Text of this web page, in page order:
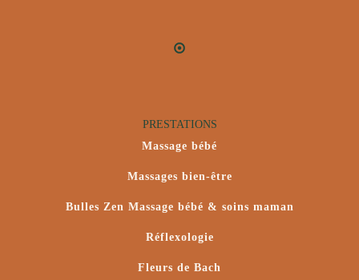
PRESTATIONS
Massage bébé
Massages bien-être
Bulles Zen Massage bébé & soins maman
Réflexologie
Fleurs de Bach